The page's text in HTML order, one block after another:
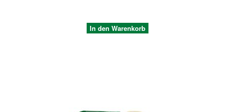
In den Warenkorb